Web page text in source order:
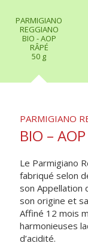
PARMIGIANO
REGGIANO
BIO - AOP
RÂPÉ
50 g
PARMIGIANO
BIO –
Le Parmigiano
fabriqué selon
son Appellation
son origine et
Affiné 12 mois
harmonieuses
d’acidité.